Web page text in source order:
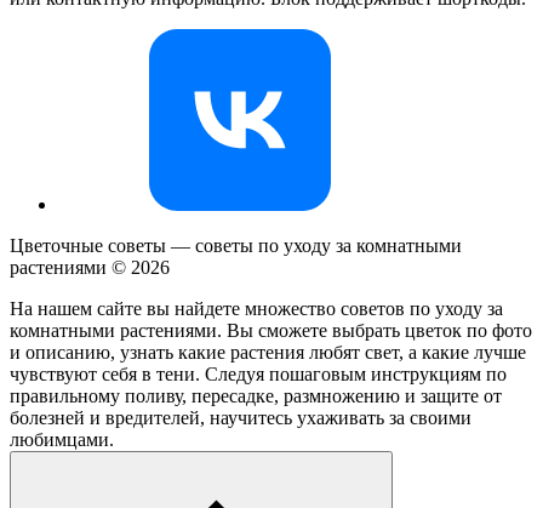
Цветочные советы — советы по уходу за комнатными
растениями © 2026
На нашем сайте вы найдете множество советов по уходу за
комнатными растениями. Вы сможете выбрать цветок по фото
и описанию, узнать какие растения любят свет, а какие лучше
чувствуют себя в тени. Следуя пошаговым инструкциям по
правильному поливу, пересадке, размножению и защите от
болезней и вредителей, научитесь ухаживать за своими
любимцами.